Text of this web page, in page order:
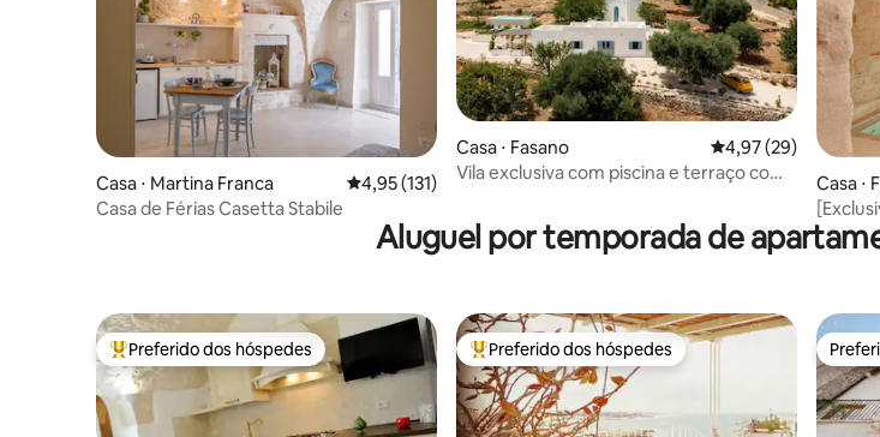
Casa ⋅ Martina Franca 4,95 de uma avaliação média de 5, 131 avaliações
4,95 (131)
Casa de Férias Casetta Stabile
Casa ⋅ Fasano 4,97 de uma
4,97 (29)
Vila exclusiva com piscina e terraço com
Casa ⋅
Aluguel por temporada de
Entre os melhores preferidos dos hóspedes
Preferido dos hóspedes Entre os melhores preferidos dos hóspedes
Preferido dos hóspedes